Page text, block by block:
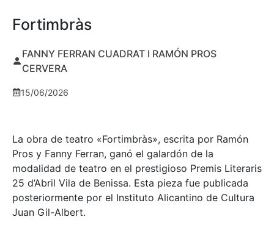
Fortimbràs
FANNY FERRAN CUADRAT I RAMÓN PROS
CERVERA
15/06/2026
La obra de teatro «Fortimbràs», escrita por Ramón
Pros y Fanny Ferran, ganó el galardón de la
modalidad de teatro en el prestigioso Premis Literaris
25 d’Abril Vila de Benissa. Esta pieza fue publicada
posteriormente por el Instituto Alicantino de Cultura
Juan Gil-Albert.